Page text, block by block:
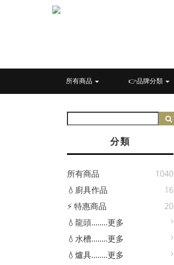
所有商品 👉品牌分類
分類
所有商品
1040
💧廚具作品
16
⚡ 特惠商品
20
💧龍頭........更多
💧水槽........更多
💧爐具........更多